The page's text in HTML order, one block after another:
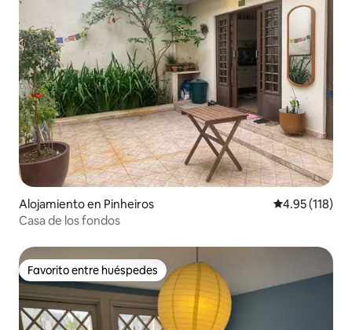
Alojamiento en Pinheiros Calificación
4.95 (118)
Casa de los fondos
Favorito entre huéspedes
Favorito entre huéspedes